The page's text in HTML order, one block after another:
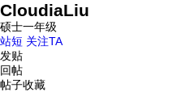
CloudiaLiu
硕士一年级
站短 关注TA
发贴
回帖
帖子收藏